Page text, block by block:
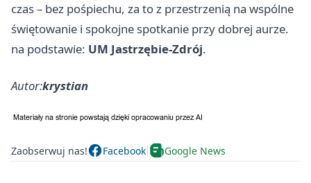
czas – bez pośpiechu, za to z przestrzenią na wspólne
świętowanie i spokojne spotkanie przy dobrej aurze.
na podstawie: UM Jastrzębie-Zdrój.
Autor:krystian
Zaobserwuj nas! Facebook Google News